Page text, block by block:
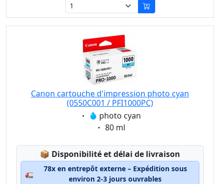
Canon cartouche d'impression photo cyan
(0550C001 / PFI1000PC)
Eigenschaft:
photo cyan
Eigenschaft:
80 ml
📦 Lagerstatus:
Disponibilité et délai de livraison
🚛
78x en entrepôt externe – Expédition sous
environ 2-3 jours ouvrables